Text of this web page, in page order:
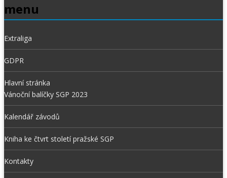
menu
Extraliga
GDPR
Hlavní stránka
Vánoční balíčky SGP 2023
Kalendář závodů
Kniha ke čtvrt století pražské SGP
Kontakty